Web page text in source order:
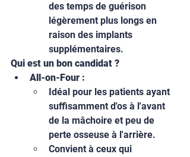
des temps de guérison
légèrement plus longs en
raison des implants
supplémentaires.
Qui est un bon candidat ?
All-on-Four :
Idéal pour les patients ayant
suffisamment d'os à l'avant
de la mâchoire et peu de
perte osseuse à l'arrière.
Convient à ceux qui